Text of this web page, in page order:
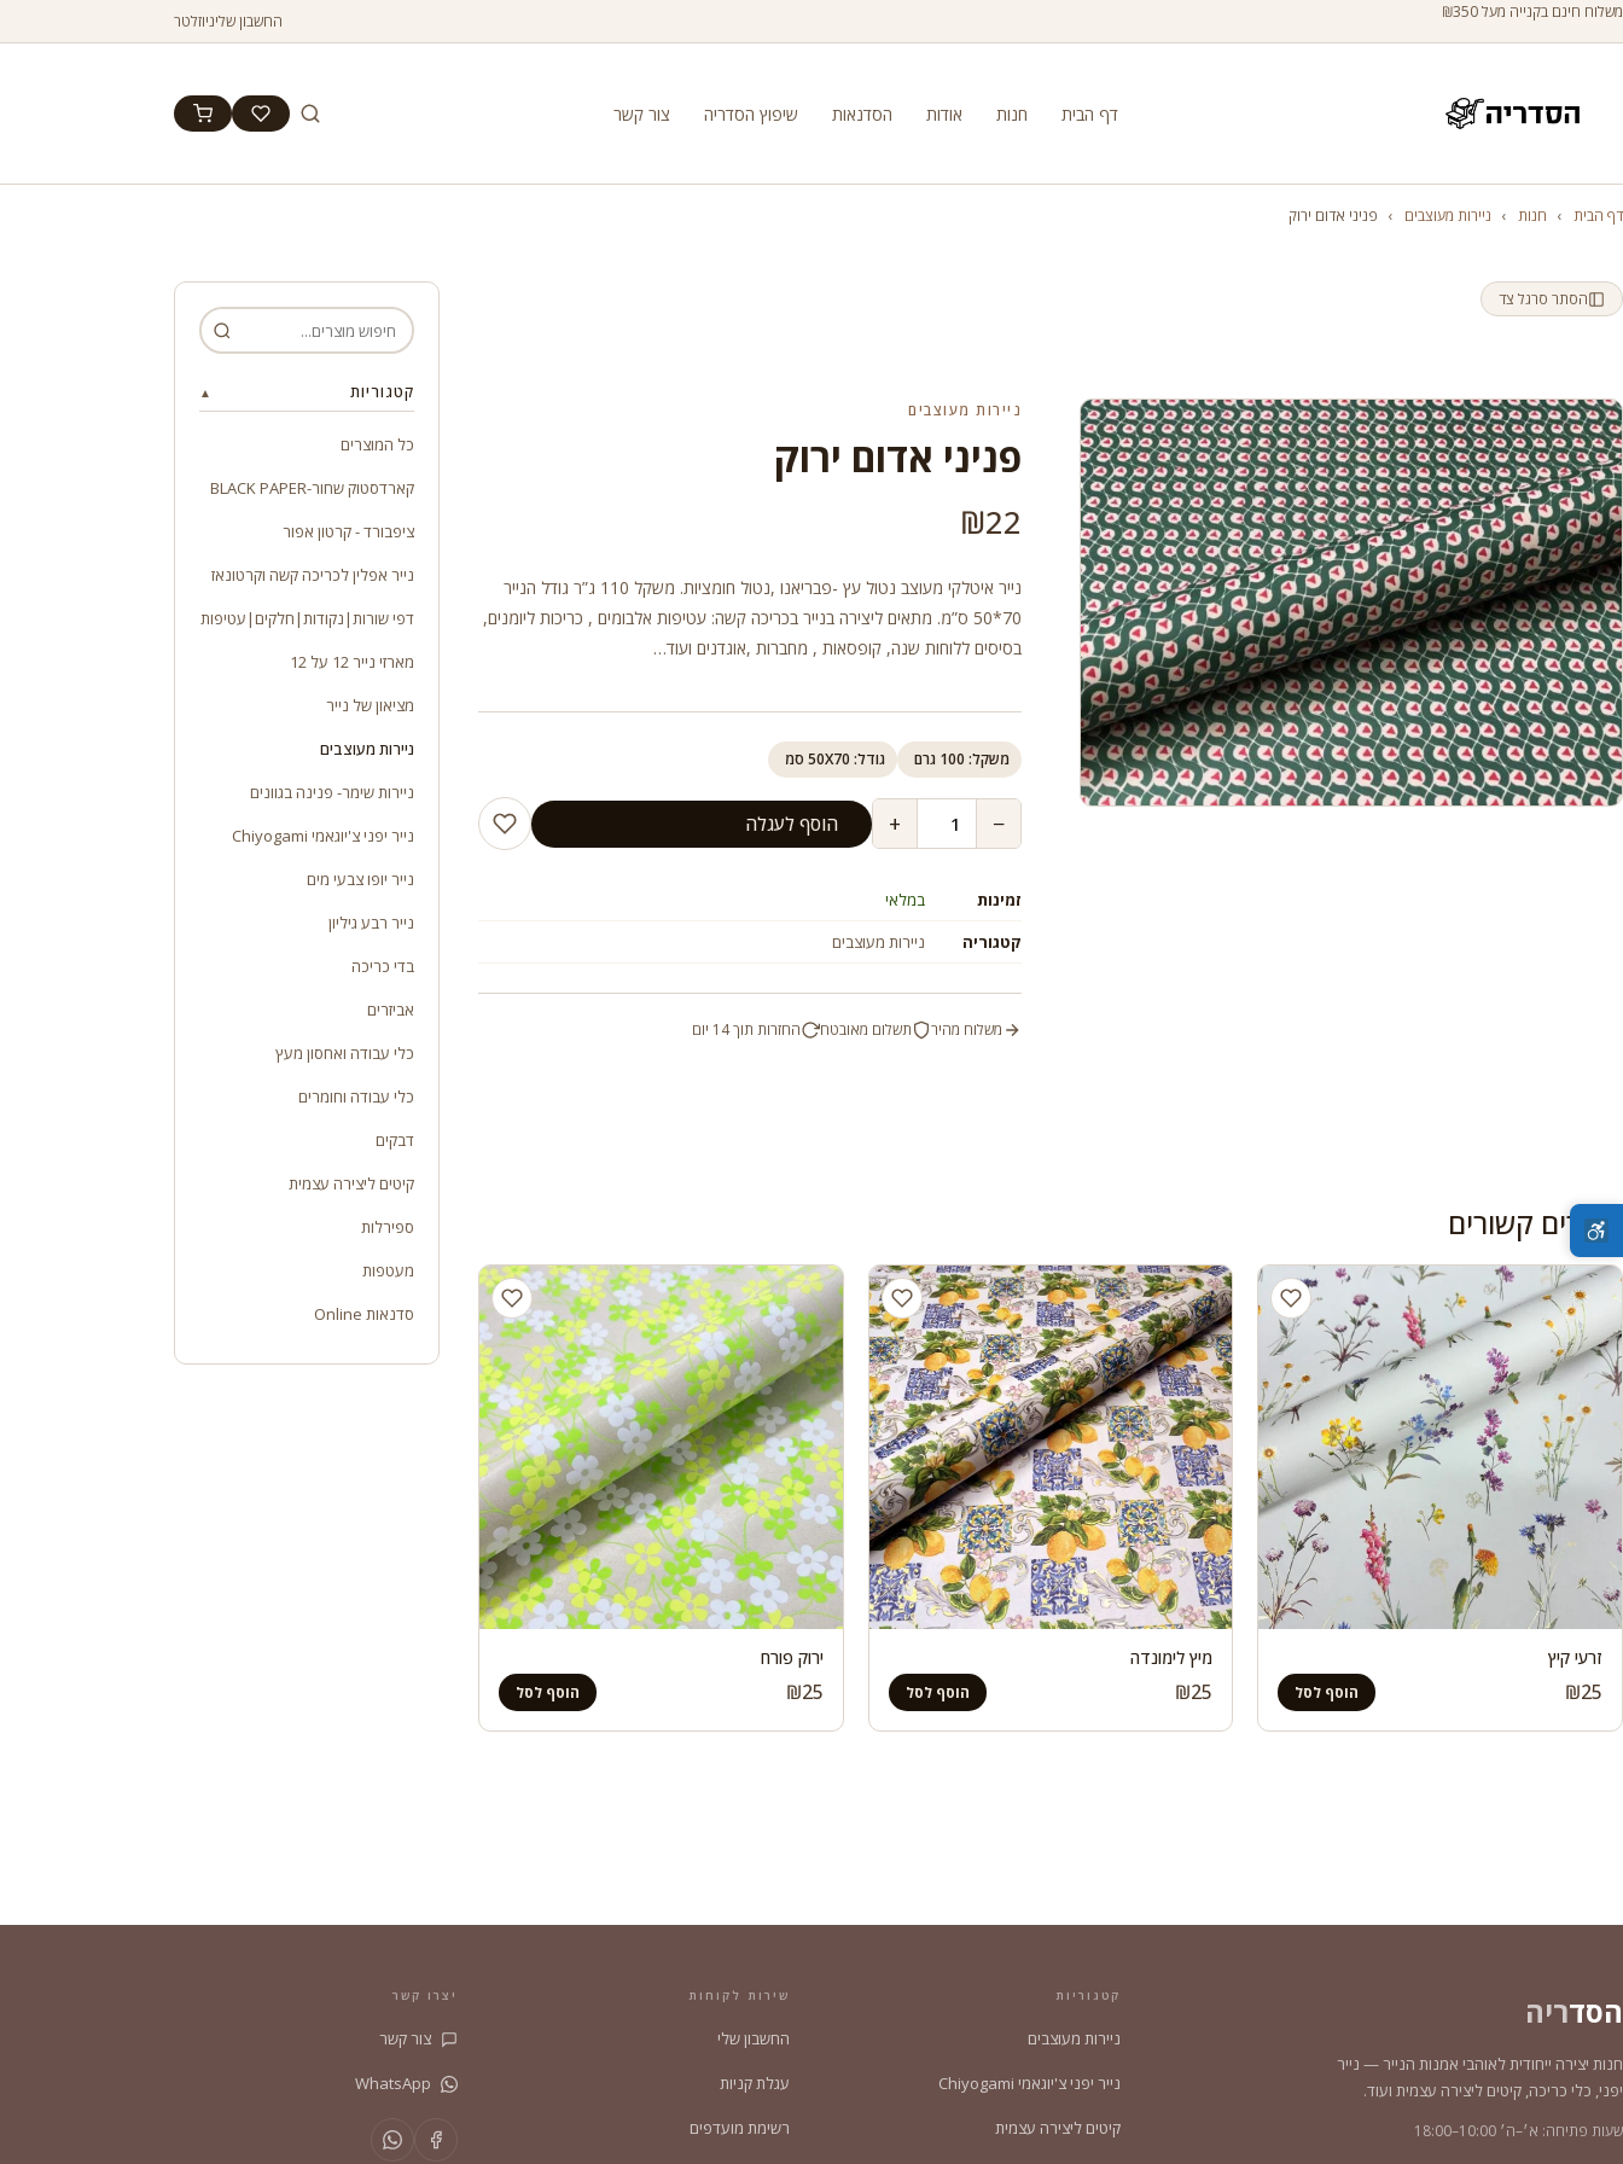
משלוח חינם בקנייה מעל ₪350 החשבון שליניוזלטר
דף הבית חנות אודות הסדנאות שיפוץ הסדריה צור קשר
דף הבית › חנות › ניירות מעוצבים › פניני אדום ירוק
הסתר סרגל צד
ניירות מעוצבים
פניני אדום ירוק
₪22
נייר איטלקי מעוצב נטול עץ -פבריאנו ,נטול חומציות. משקל 110 ג”ר גודל הנייר
70*50 ס”מ. מתאים ליצירה בנייר בכריכה קשה: עטיפות אלבומים , כריכות ליומנים,
בסיסים ללוחות שנה, קופסאות , מחברות ,אוגדנים ועוד…
משקל: 100 גרם גודל: 50X70 סמ
−
+ הוסף לעגלה
זמינות
במלאי
קטגוריה
ניירות מעוצבים
משלוח מהיר תשלום מאובטח החזרות תוך 14 יום
מוצרים קשורים
זרעי קיץ
₪25 הוסף לסל
מיץ לימונדה
₪25 הוסף לסל
ירוק פורח
₪25 הוסף לסל
קטגוריות ▲
כל המוצרים
קארדסטוק שחור-BLACK PAPER
ציפבורד - קרטון אפור
נייר אפלין לכריכה קשה וקרטונאז
דפי שורות|נקודות|חלקים|עטיפות
מארזי נייר 12 על 12
מציאון של נייר
ניירות מעוצבים
ניירות שימר- פנינה בגוונים
נייר יפני צ'יוגאמי Chiyogami
נייר יופו צבעי מים
נייר רבע גיליון
בדי כריכה
אביזרים
כלי עבודה ואחסון מעץ
כלי עבודה וחומרים
דבקים
קיטים ליצירה עצמית
ספירלות
מעטפות
סדנאות Online
הסדריה
חנות יצירה ייחודית לאוהבי אמנות הנייר — נייר
יפני, כלי כריכה, קיטים ליצירה עצמית ועוד.
שעות פתיחה: א׳–ה׳ 10:00–18:00
קטגוריות
ניירות מעוצבים
נייר יפני צ'יוגאמי Chiyogami
קיטים ליצירה עצמית
שירות לקוחות
החשבון שלי
עגלת קניות
רשימת מועדפים
יצרו קשר
צור קשר